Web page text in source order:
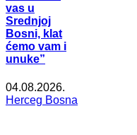
vas u
Srednjoj
Bosni, klat
ćemo vam i
unuke”
04.08.2026.
Herceg Bosna